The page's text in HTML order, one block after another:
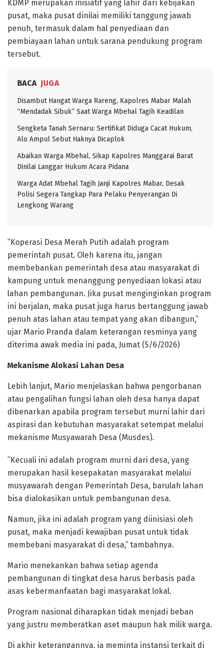
KDMP merupakan inisiatif yang lahir dari kebijakan
pusat, maka pusat dinilai memiliki tanggung jawab
penuh, termasuk dalam hal penyediaan dan
pembiayaan lahan untuk sarana pendukung program
tersebut.
BACA JUGA
Disambut Hangat Warga Rareng, Kapolres Mabar Malah
“Mendadak Sibuk” Saat Warga Mbehal Tagih Keadilan
Sengketa Tanah Sernaru: Sertifikat Diduga Cacat Hukum,
Alo Ampul Sebut Haknya Dicaplok
Abaikan Warga Mbehal, Sikap Kapolres Manggarai Barat
Dinilai Langgar Hukum Acara Pidana
Warga Adat Mbehal Tagih Janji Kapolres Mabar, Desak
Polisi Segera Tangkap Para Pelaku Penyerangan Di
Lengkong Warang
​”Koperasi Desa Merah Putih adalah program
pemerintah pusat. Oleh karena itu, jangan
membebankan pemerintah desa atau masyarakat di
kampung untuk menanggung penyediaan lokasi atau
lahan pembangunan. Jika pusat menginginkan program
ini berjalan, maka pusat juga harus bertanggung jawab
penuh atas lahan atau tempat yang akan dibangun,”
ujar Mario Pranda dalam keterangan resminya yang
diterima awak media ini pada, Jumat (5/6/2026)
Mekanisme Alokasi Lahan Desa
​Lebih lanjut, Mario menjelaskan bahwa pengorbanan
atau pengalihan fungsi lahan oleh desa hanya dapat
dibenarkan apabila program tersebut murni lahir dari
aspirasi dan kebutuhan masyarakat setempat melalui
mekanisme Musyawarah Desa (Musdes).
​”Kecuali ini adalah program murni dari desa, yang
merupakan hasil kesepakatan masyarakat melalui
musyawarah dengan Pemerintah Desa, barulah lahan
bisa dialokasikan untuk pembangunan desa.
Namun, jika ini adalah program yang diinisiasi oleh
pusat, maka menjadi kewajiban pusat untuk tidak
membebani masyarakat di desa,” tambahnya.
​Mario menekankan bahwa setiap agenda
pembangunan di tingkat desa harus berbasis pada
asas kebermanfaatan bagi masyarakat lokal.
Program nasional diharapkan tidak menjadi beban
yang justru memberatkan aset maupun hak milik warga.
​Di akhir keterangannya, ia meminta instansi terkait di